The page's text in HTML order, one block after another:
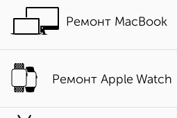
Ремонт MacBook
Ремонт Apple Watch